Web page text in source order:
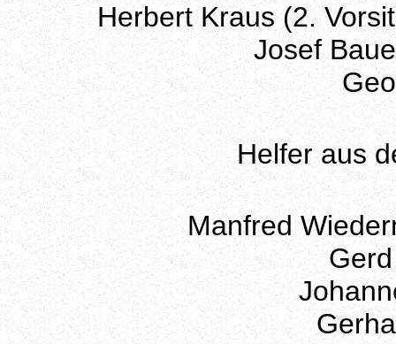
Herbert Kraus (2.
Josef
Helfer aus
Manfred